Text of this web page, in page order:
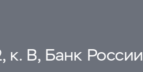
к. В, Банк России